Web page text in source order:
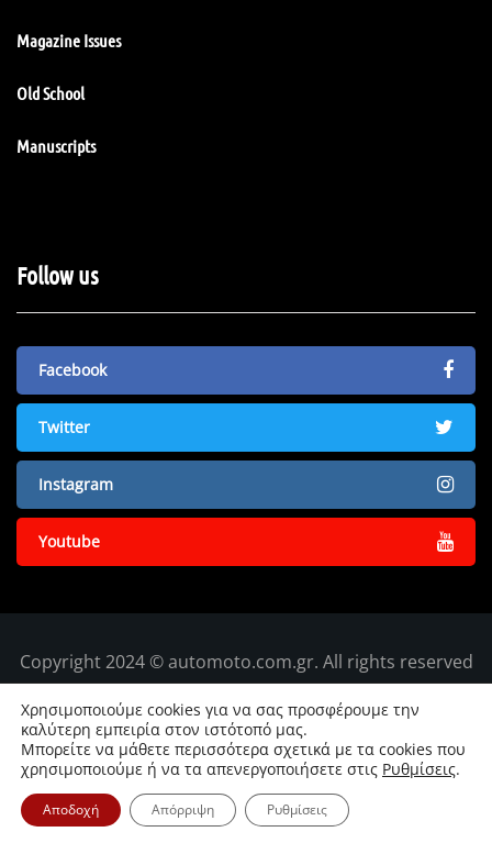
Magazine Issues
Old School
Manuscripts
Follow us
Facebook
Twitter
Instagram
Youtube
Copyright 2024 © automoto.com.gr. All rights reserved
Χρησιμοποιούμε cookies για να σας προσφέρουμε την
καλύτερη εμπειρία στον ιστότοπό μας.
Μπορείτε να μάθετε περισσότερα σχετικά με τα cookies που
χρησιμοποιούμε ή να τα απενεργοποιήσετε στις Ρυθμίσεις.
Αποδοχή Απόρριψη Ρυθμίσεις